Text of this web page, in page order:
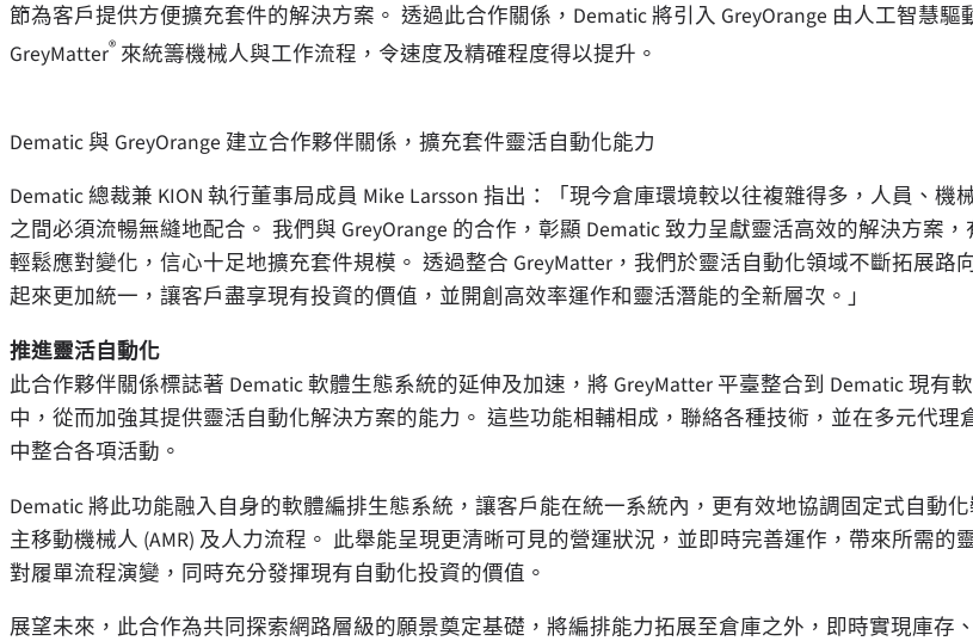
節為客戶提供方便擴充套件的解決方案。 透過此合作關係，Dematic 將引入 GreyOrange 由人工智慧驅
GreyMatter® 來統籌機械人與工作流程，令速度及精確程度得以提升。
Dematic 與 GreyOrange 建立合作夥伴關係，擴充套件靈活自動化能力
Dematic 總裁兼 KION 執行董事局成員 Mike Larsson 指出：「現今倉庫環境較以往複雜得多，人員、機
之間必須流暢無縫地配合。 我們與 GreyOrange 的合作，彰顯 Dematic 致力呈獻靈活高效的解決方案，
輕鬆應對變化，信心十足地擴充套件規模。 透過整合 GreyMatter，我們於靈活自動化領域不斷拓展路
起來更加統一，讓客戶盡享現有投資的價值，並開創高效率運作和靈活潛能的全新層次。」
推進靈活自動化
此合作夥伴關係標誌著 Dematic 軟體生態系統的延伸及加速，將 GreyMatter 平臺整合到 Dematic 現有
中，從而加強其提供靈活自動化解決方案的能力。 這些功能相輔相成，聯絡各種技術，並在多元代理
中整合各項活動。
Dematic 將此功能融入自身的軟體編排生態系統，讓客戶能在統一系統內，更有效地協調固定式自動
主移動機械人 (AMR) 及人力流程。 此舉能呈現更清晰可見的營運狀況，並即時完善運作，帶來所需的
對履單流程演變，同時充分發揮現有自動化投資的價值。
展望未來，此合作為共同探索網路層級的願景奠定基礎，將編排能力拓展至倉庫之外，即時實現庫存